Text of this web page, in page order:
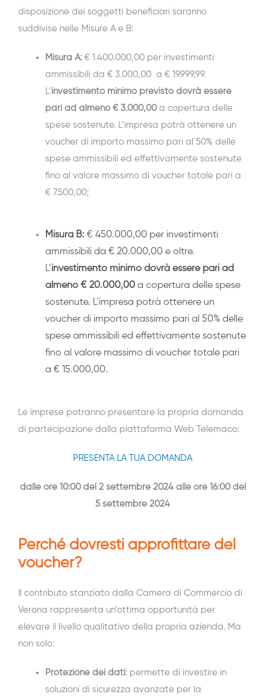
disposizione dei soggetti beneficiari saranno
suddivise nelle Misure A e B:
Misura A: € 1.400.000,00 per investimenti
ammissibili da € 3.000,00 a € 19.999,99.
L’investimento minimo previsto dovrà essere
pari ad almeno € 3.000,00a copertura delle
spese sostenute. L’impresa potrà ottenere un
voucher di importo massimo pari al 50% delle
spese ammissibili ed effettivamente sostenute
fino al valore massimo di voucher totale pari a
€ 7.500,00;
Misura B: € 450.000,00 per investimenti
ammissibili da € 20.000,00 e oltre.
L’investimento minimo dovrà essere pari ad
almeno € 20.000,00 a copertura delle spese
sostenute. L’impresa potrà ottenere un
voucher di importo massimo pari al 50% delle
spese ammissibili ed effettivamente sostenute
fino al valore massimo di voucher totale pari
a € 15.000,00.
Le imprese potranno presentare la propria domanda
di partecipazione dalla piattaforma Web Telemaco:
PRESENTA LA TUA DOMANDA
dalle ore 10:00 del 2 settembre 2024 alle ore 16:00 del
5 settembre 2024
Perché dovresti approfittare del
voucher?
Il contributo stanziato dalla Camera di Commercio di
Verona rappresenta un’ottima opportunità per
elevare il livello qualitativo della propria azienda. Ma
non solo:
Protezione dei dati: permette di investire in
soluzioni di sicurezza avanzate per la